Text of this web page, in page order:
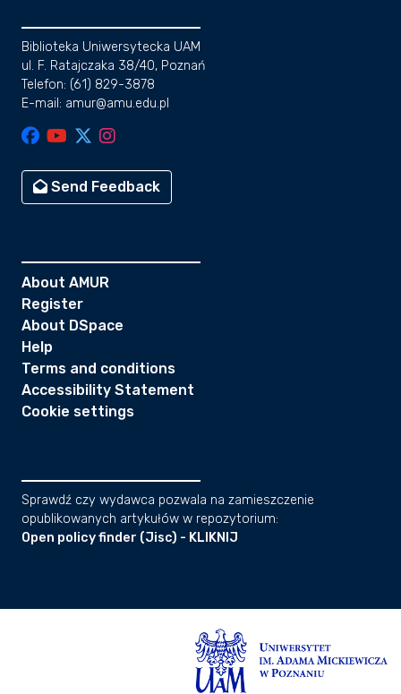
Biblioteka Uniwersytecka UAM
ul. F. Ratajczaka 38/40, Poznań
Telefon: (61) 829-3878
E-mail: amur@amu.edu.pl
Send Feedback
About AMUR
Register
About DSpace
Help
Terms and conditions
Accessibility Statement
Cookie settings
Sprawdź czy wydawca pozwala na zamieszczenie
opublikowanych artykułów w repozytorium:
Open policy finder (Jisc) - KLIKNIJ